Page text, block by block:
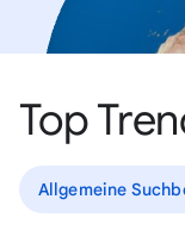
Top
Allgemeine